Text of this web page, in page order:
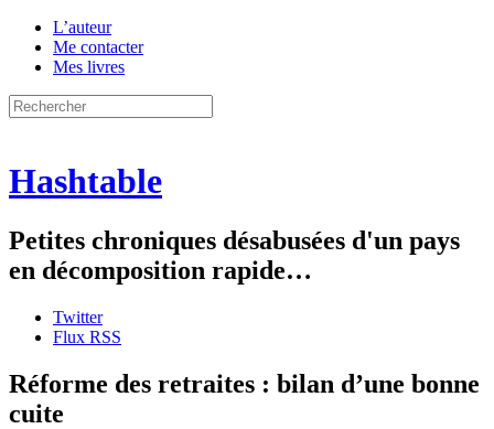
L’auteur
Me contacter
Mes livres
Hashtable
Petites chroniques désabusées d'un pays
en décomposition rapide…
Twitter
Flux RSS
Réforme des retraites : bilan d’une bonne
cuite